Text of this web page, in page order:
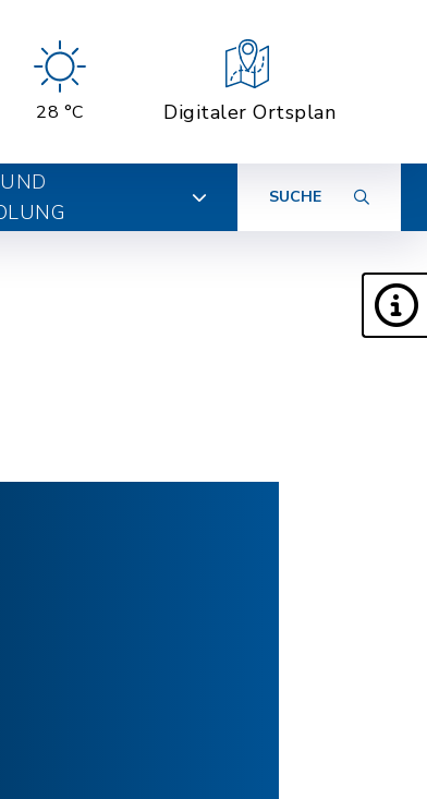
28 °C Digitaler Ortsplan
SUCHE